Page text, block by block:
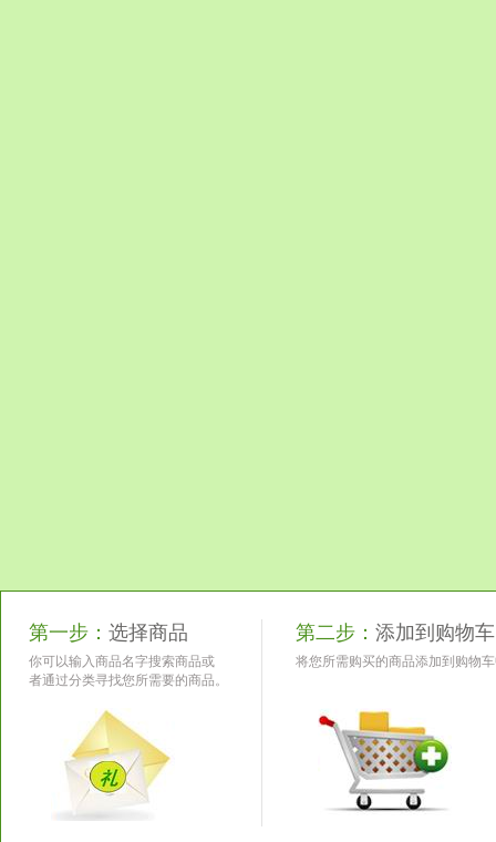
第一步： 选择商品
你可以输入商品名字搜索商品或
者通过分类寻找您所需要的商品。
第二步： 添加到购物车
将您所需购买的商品添加到购物